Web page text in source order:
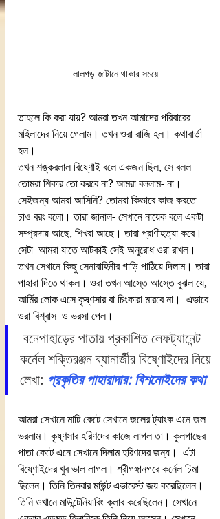
লালগড় জাটানে থাকার সময়ে
তাহলে কি করা যায়? আমরা তখন আমাদের পরিবারের
মহিলাদের নিয়ে গেলাম। তখন ওরা রাজি হল। কথাবার্তা
হল।
তখন শঙ্করলাল বিষ্ণোই বলে একজন ছিল, সে বলল
তোমরা শিকার তো করবে না? আমরা বললাম- না।
সেইজন্য আমরা আসিনি? তোমরা কিভাবে কাজ করতে
চাও বরং বলো। তারা জানাল- সেখানে নায়েক বলে একটা
সম্প্রদায় আছে, শিখরা আছে। তারা প্রাণীহত্যা করে।
সেটা  আমরা যাতে আটকাই সেই অনুরোধ ওরা রাখল।
তখন সেখানে কিছু সেনাবাহিনীর গাড়ি পাঠিয়ে দিলাম। তারা
পাহারা দিতে থাকল। ওরা তখন আস্তে আস্তে বুঝল যে,
আর্মির লোক এসে কৃষ্ণসার বা চিংকারা মারবে না।  এভাবে
ওরা বিশ্বাস  ও ভরসা পেল।
বনেপাহাড়ের পাতায় প্রকাশিত লেফট্যানেন্ট
কর্নেল শক্তিরঞ্জন ব্যানার্জীর বিষ্ণোইদের নিয়ে
লেখা: প্রকৃতির পাহারাদার: বিশনোইদের কথা
আমরা সেখানে মাটি কেটে সেখানে জলের ট্যাংক এনে জল
ভরলাম। কৃষ্ণসার হরিণদের কাজে লাগল তা। কুলগাছের
পাতা কেটে এনে সেখানে দিলাম হরিণদের জন্য।  এটা
বিষ্ণোইদের খুব ভাল লাগল। শ্রীগঙ্গানগরে কর্নেল চিমা
ছিলেন। তিনি তিনবার মাউন্ট এভারেস্ট জয় করেছিলেন।
তিনি ওখানে মাউন্টেনিয়ারিং ক্লাব করেছিলেন। সেখানে